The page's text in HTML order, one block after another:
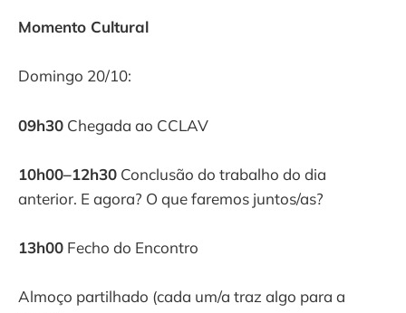
Momento Cultural
Domingo 20/10:
09h30 Chegada ao CCLAV
10h00–12h30 Conclusão do trabalho do dia
anterior. E agora? O que faremos juntos/as?
13h00 Fecho do Encontro
Almoço partilhado (cada um/a traz algo para a